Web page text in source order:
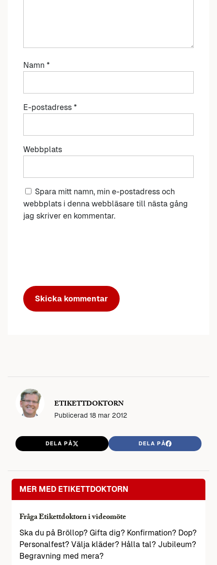
Namn *
E-postadress *
Webbplats
Spara mitt namn, min e-postadress och
webbplats i denna webbläsare till nästa gång
jag skriver en kommentar.
ETIKETTDOKTORN
Publicerad 18 mar 2012
DELA PÅ DELA PÅ
MER MED ETIKETTDOKTORN
Fråga Etikettdoktorn i videomöte
Ska du på Bröllop? Gifta dig? Konfirmation? Dop?
Personalfest? Välja kläder? Hålla tal? Jubileum?
Begravning med mera?